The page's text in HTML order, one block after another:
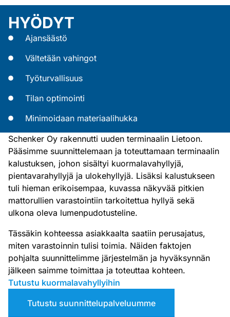
Schenker Oy rakennutti uuden terminaalin Lietoon.
Pääsimme suunnittelemaan ja toteuttamaan terminaalin
kalustuksen, johon sisältyi kuormalavahyllyjä,
pientavarahyllyjä ja ulokehyllyjä. Lisäksi kalustukseen
tuli hieman erikoisempaa, kuvassa näkyvää pitkien
mattorullien varastointiin tarkoitettua hyllyä sekä
ulkona oleva lumenpudotusteline.
Tässäkin kohteessa asiakkaalta saatiin perusajatus,
miten varastoinnin tulisi toimia. Näiden faktojen
pohjalta suunnittelimme järjestelmän ja hyväksynnän
jälkeen saimme toimittaa ja toteuttaa kohteen.
Tutustu kuormalavahyllyihin
Tutustu suunnittelupalveluumme
HYÖDYT
Ajansäästö
Vältetään vahingot
Työturvallisuus
Tilan optimointi
Minimoidaan materiaalihukka
tukemaan yrityksesi liiketoimintaa,
etkä sido pääomaasi hankintoihin.